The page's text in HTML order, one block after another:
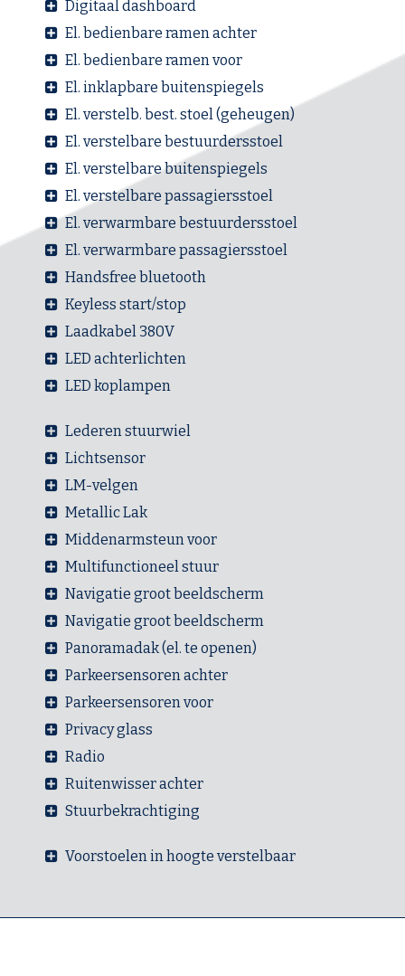
Digitaal dashboard
El. bedienbare ramen achter
El. bedienbare ramen voor
El. inklapbare buitenspiegels
El. verstelb. best. stoel (geheugen)
El. verstelbare bestuurdersstoel
El. verstelbare buitenspiegels
El. verstelbare passagiersstoel
El. verwarmbare bestuurdersstoel
El. verwarmbare passagiersstoel
Handsfree bluetooth
Keyless start/stop
Laadkabel 380V
LED achterlichten
LED koplampen
Lederen stuurwiel
Lichtsensor
LM-velgen
Metallic Lak
Middenarmsteun voor
Multifunctioneel stuur
Navigatie groot beeldscherm
Navigatie groot beeldscherm
Panoramadak (el. te openen)
Parkeersensoren achter
Parkeersensoren voor
Privacy glass
Radio
Ruitenwisser achter
Stuurbekrachtiging
Voorstoelen in hoogte verstelbaar